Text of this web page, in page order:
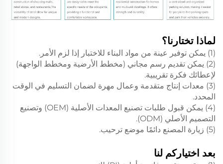
لماذا تختارنا؟
(1) يمكن توفير عينة من مواد البناء للاختبار إذا لزم الأمر.
(2) يمكن تقديم رسم مجاني (مخطط الأرضية ومخطط الواجهة)
لإعطائك فكرة تقريبية.
(3) معدات إنتاج متقدمة وعمال مهرة لضمان التسليم في الوقت
المحدد.
(4) يمكن قبول طلبات تصنيع المعدات الأصلية (OEM) وتصنيع
التصميم الأصلي (ODM).
(5) زيارة المصنع دائمًا موضع ترحيب.
بعد اختياركم لنا